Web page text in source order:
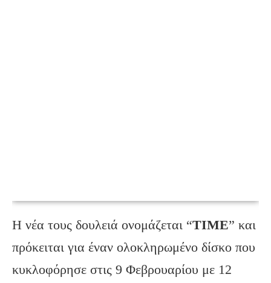
Η νέα τους δουλειά ονομάζεται “TIME” και
πρόκειται για έναν ολοκληρωμένο δίσκο που
κυκλοφόρησε στις 9 Φεβρουαρίου με 12